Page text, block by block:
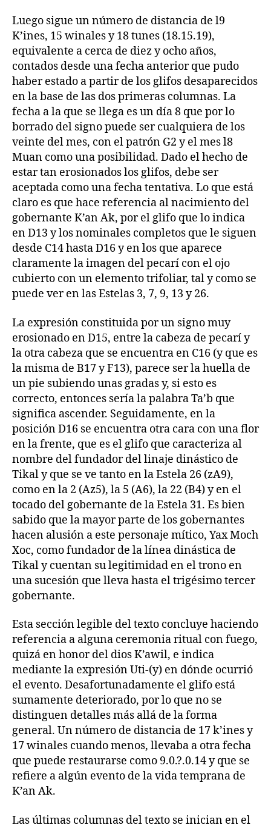
Luego sigue un número de distancia de l9
K’ines, 15 winales y 18 tunes (18.15.19),
equivalente a cerca de diez y ocho años,
contados desde una fecha anterior que pudo
haber estado a partir de los glifos desaparecidos
en la base de las dos primeras columnas. La
fecha a la que se llega es un día 8 que por lo
borrado del signo puede ser cualquiera de los
veinte del mes, con el patrón G2 y el mes l8
Muan como una posibilidad. Dado el hecho de
estar tan erosionados los glifos, debe ser
aceptada como una fecha tentativa. Lo que está
claro es que hace referencia al nacimiento del
gobernante K’an Ak, por el glifo que lo indica
en D13 y los nominales completos que le siguen
desde C14 hasta D16 y en los que aparece
claramente la imagen del pecarí con el ojo
cubierto con un elemento trifoliar, tal y como se
puede ver en las Estelas 3, 7, 9, 13 y 26.
La expresión constituida por un signo muy
erosionado en D15, entre la cabeza de pecarí y
la otra cabeza que se encuentra en C16 (y que es
la misma de B17 y F13), parece ser la huella de
un pie subiendo unas gradas y, si esto es
correcto, entonces sería la palabra Ta’b que
significa ascender. Seguidamente, en la
posición D16 se encuentra otra cara con una flor
en la frente, que es el glifo que caracteriza al
nombre del fundador del linaje dinástico de
Tikal y que se ve tanto en la Estela 26 (zA9),
como en la 2 (Az5), la 5 (A6), la 22 (B4) y en el
tocado del gobernante de la Estela 31. Es bien
sabido que la mayor parte de los gobernantes
hacen alusión a este personaje mítico, Yax Moch
Xoc, como fundador de la línea dinástica de
Tikal y cuentan su legitimidad en el trono en
una sucesión que lleva hasta el trigésimo tercer
gobernante.
Esta sección legible del texto concluye haciendo
referencia a alguna ceremonia ritual con fuego,
quizá en honor del dios K’awil, e indica
mediante la expresión Uti-(y) en dónde ocurrió
el evento. Desafortunadamente el glifo está
sumamente deteriorado, por lo que no se
distinguen detalles más allá de la forma
general. Un número de distancia de 17 k’ines y
17 winales cuando menos, llevaba a otra fecha
que puede restaurarse como 9.0.?.0.14 y que se
refiere a algún evento de la vida temprana de
K’an Ak.
Las últimas columnas del texto se inician en el